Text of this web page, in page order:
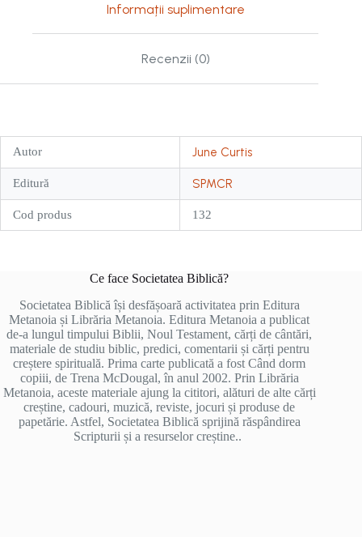
Informații suplimentare
Recenzii (0)
Autor June Curtis
Editură SPMCR
Cod produs 132
Ce face Societatea Biblică?
Societatea Biblică își desfășoară activitatea prin Editura
Metanoia și Librăria Metanoia. Editura Metanoia a publicat
de-a lungul timpului Biblii, Noul Testament, cărți de cântări,
materiale de studiu biblic, predici, comentarii și cărți pentru
creștere spirituală. Prima carte publicată a fost Când dorm
copiii, de Trena McDougal, în anul 2002. Prin Librăria
Metanoia, aceste materiale ajung la cititori, alături de alte cărți
creștine, cadouri, muzică, reviste, jocuri și produse de
papetărie. Astfel, Societatea Biblică sprijină răspândirea
Scripturii și a resurselor creștine..